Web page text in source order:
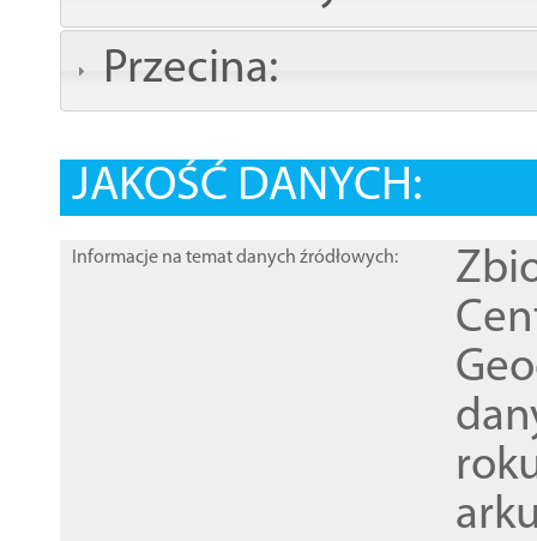
Przecina:
JAKOŚĆ DANYCH:
Informacje na temat danych źródłowych: